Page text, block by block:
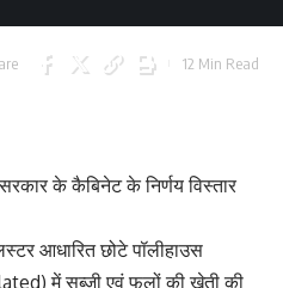
12 Min Read
सरकार के कैबिनेट के निर्णय विस्तार
आधारित छोटे पॉलीहाउस
में सब्जी एवं फूलों की खेती की